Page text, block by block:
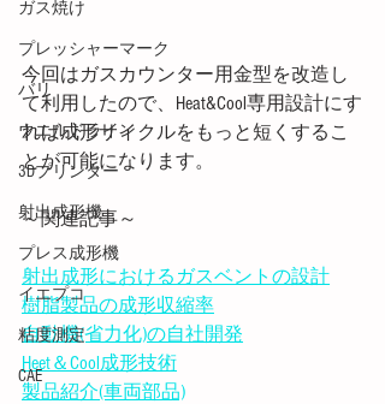
ガス焼け
プレッシャーマーク
バリ
ウエルドライン
3Dプリンター
射出成形機
プレス成形機
イエプコ
粘度測定
CAE
今回はガスカウンター用金型を改造し
て利用したので、Heat&Cool専用設計にす
れば成形サイクルをもっと短くするこ
とが可能になります。
～関連記事～
射出成形におけるガスベントの設計
樹脂製品の成形収縮率
自動機(省力化)の自社開発
Heet＆Cool成形技術
製品紹介(車両部品)